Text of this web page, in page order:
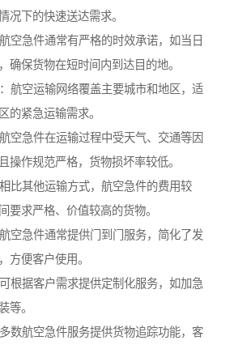
况下的快速送达需求。
空急件通常有严格的时效承诺，如当日
确保货物在短时间内到达目的地。
航空运输网络覆盖主要城市和地区，适
的紧急运输需求。
空急件在运输过程中受天气、交通等因
操作规范严格，货物损坏率较低。
比其他运输方式，航空急件的费用较
要求严格、价值较高的货物。
空急件通常提供门到门服务，简化了发
方便客户使用。
根据客户需求提供定制化服务，如加急
等。
数航空急件服务提供货物追踪功能，客